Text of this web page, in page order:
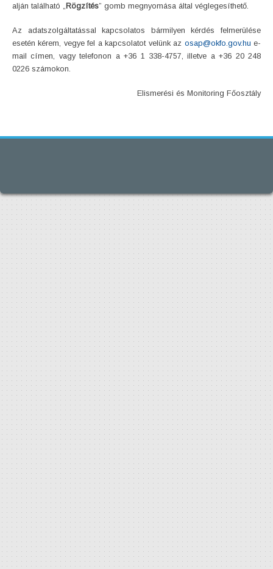
alján található „Rögzítés” gomb megnyomása által véglegesíthető.
Az adatszolgáltatással kapcsolatos bármilyen kérdés felmerülése
esetén kérem, vegye fel a kapcsolatot velünk az osap@okfo.gov.hu e-
mail címen, vagy telefonon a +36 1 338-4757, illetve a +36 20 248
0226 számokon.
Elismerési és Monitoring Főosztály